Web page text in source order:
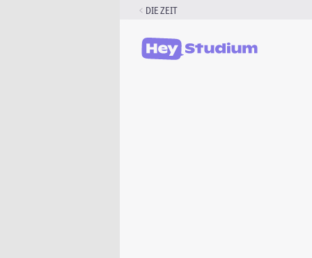
DIE ZEIT